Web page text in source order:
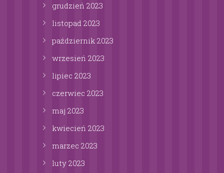
grudzień 2023
listopad 2023
październik 2023
wrzesień 2023
lipiec 2023
czerwiec 2023
maj 2023
kwiecień 2023
marzec 2023
luty 2023